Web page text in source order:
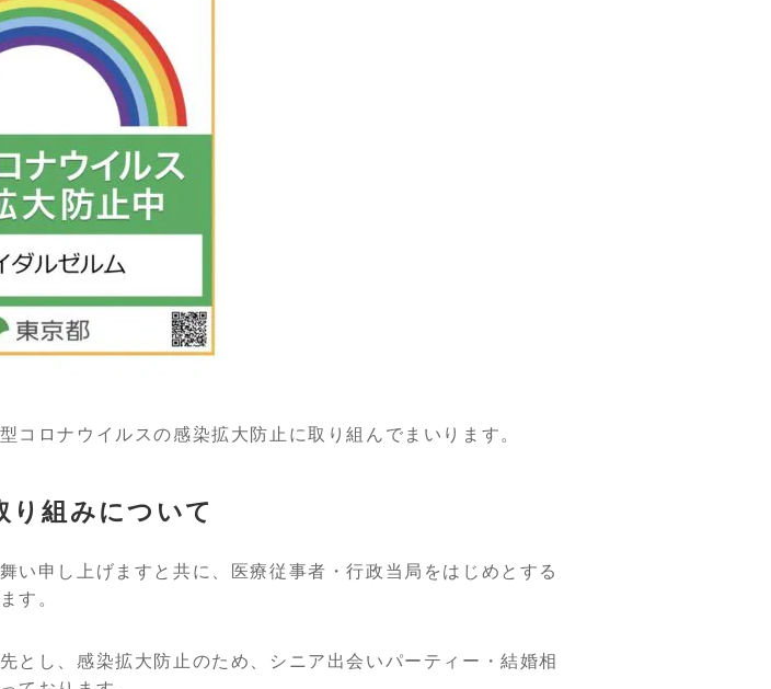
ロナウイルスの感染拡大防止に取り組んでまいります。
り組みについて
い申し上げますと共に、医療従事者・行政当局をはじめとする
す。
とし、感染拡大防止のため、シニア出会いパーティー・結婚相